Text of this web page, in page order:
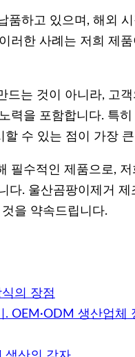
품하고 있으며, 해외 시
러한 사례는 저희 제품
드는 것이 아니라, 고
력을 포함합니다. 특
수 있는 점이 가장
필수적인 제품으로, 저
다. 울산곰팡이제거 제
을 약속드립니다.
의 장점
OEM·ODM 생산업체